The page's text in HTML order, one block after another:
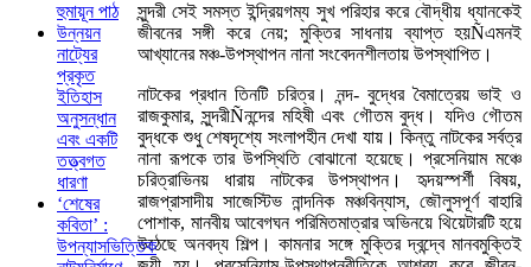
সুন্দরী সেই সমস্ত ইন্দ্রিয়গম্য সুখ পরিহার করে বৌদ্ধীয় ধ্যানকেই
জীবনের সঙ্গী করে নেয়; মুক্তির সাধনায় ব্যাপ্ত হয়Ñএমনই
আখ্যানের মঞ্চ-উপস্থাপন নানা সংবেদনশীলতায় উপস্থাপিত।
নাটকের প্রধান তিনটি চরিত্র। নন্দ- বুদ্ধের বৈমাত্রেয় ভাই ও
রাজকুমার, সুন্দরীÑনন্দের মহিষী এবং গৌতম বুদ্ধ। যদিও গৌতম
বুদ্ধকে শুধু শেষদৃশ্যে সংলাপহীন দেখা যায়। কিন্তু নাটকের সর্বত্র
নানা রূপকে তার উপস্থিতি বোঝানো হয়েছে। প্রসেনিয়াম মঞ্চে
চরিত্রাভিনয় ধারায় নাটকের উপস্থাপন। হৃদয়স্পর্শী বিষয়,
রাজপ্রাসাদীয় সাজেস্টিভ নান্দনিক মঞ্চবিন্যাস, জৌলুসপূর্ণ বাহারি
পোশাক, মানবীয় আবেগঘন পরিমিতমাত্রার অভিনয়ে থিয়েটারটি হয়ে
উঠেছে অনবদ্য শিল্প। কামনার সঙ্গে মুক্তির দ্বন্দ্বে মানবমুক্তিই
হুমায়ূন পাঠ
উন্নয়ন
নাট্যের
প্রকৃত
ইতিহাস
অনুসন্ধান
এবং একটি
তত্ত্বগত
ধারণা
‘শেষের
কবিতা’ :
উপন্যাসভিত্তিক